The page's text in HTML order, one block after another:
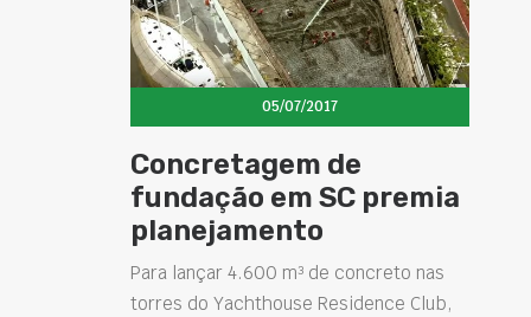
05/07/2017
Concretagem de
fundação em SC premia
planejamento
Para lançar 4.600 m³ de concreto nas
torres do Yachthouse Residence Club,